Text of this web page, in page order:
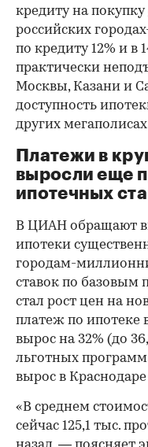
кредиту на
российских
по кредиту 12% и в
практически
Москвы, Казани и
доступность
других
Платежи в
выросли еще
ипотечных
В ЦИАН обращают
ипотеки
городам-
ставок по
стал рост цен на
платеж по ипотеке
вырос на 32% (до
льготных
вырос в
«В среднем
сейчас 125,1 тыс.